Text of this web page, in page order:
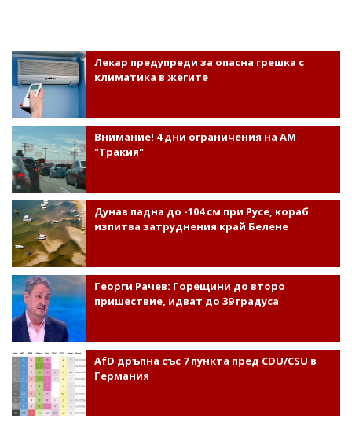
Лекар предупреди за опасна грешка с
климатика в жегите
Внимание! 4 дни ограничения на АМ
"Тракия"
Дунав падна до -104 см при Русе, кораб
изпитва затруднения край Белене
Георги Рачев: Горещини до второ
пришествие, идват до 39 градуса
AfD дръпна със 7 пункта пред CDU/CSU в
Германия